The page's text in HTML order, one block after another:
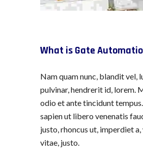
What is Gate
Nam quam nunc, blandit vel,
pulvinar, hendrerit id, lorem.
odio et ante tincidunt
sapien ut libero venenatis
justo, rhoncus ut, imperdiet a,
vitae, justo.